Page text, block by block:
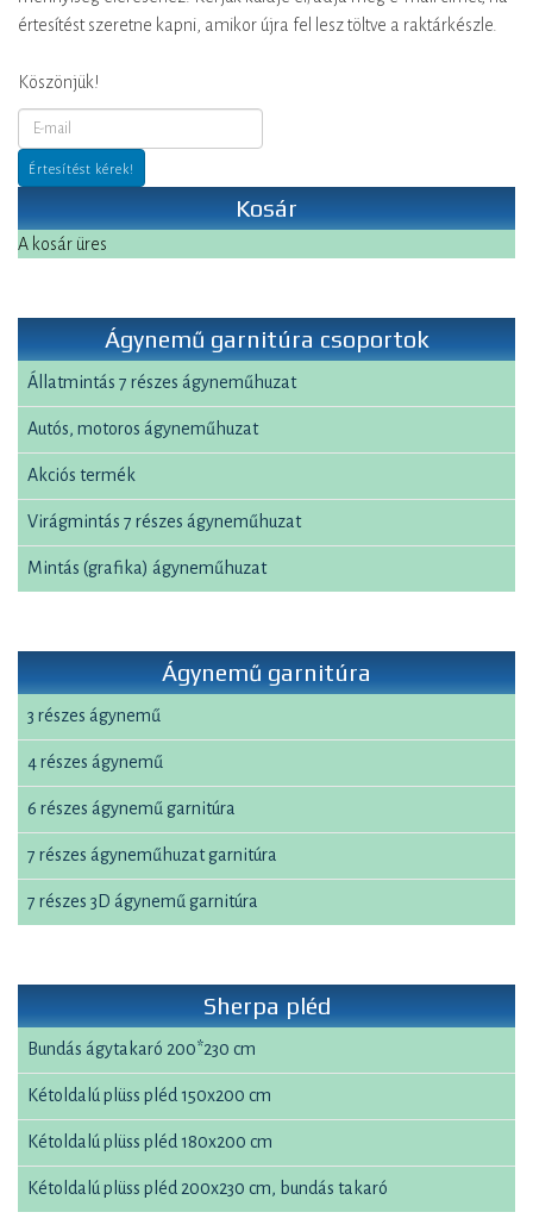
értesítést szeretne kapni, amikor újra fel lesz töltve a raktárkészle.
Köszönjük!
Kosár
A kosár üres
Ágynemű garnitúra csoportok
Állatmintás 7 részes ágyneműhuzat
Autós, motoros ágyneműhuzat
Akciós termék
Virágmintás 7 részes ágyneműhuzat
Mintás (grafika) ágyneműhuzat
Ágynemű garnitúra
3 részes ágynemű
4 részes ágynemű
6 részes ágynemű garnitúra
7 részes ágyneműhuzat garnitúra
7 részes 3D ágynemű garnitúra
Sherpa pléd
Bundás ágytakaró 200*230 cm
Kétoldalú plüss pléd 150x200 cm
Kétoldalú plüss pléd 180x200 cm
Kétoldalú plüss pléd 200x230 cm, bundás takaró